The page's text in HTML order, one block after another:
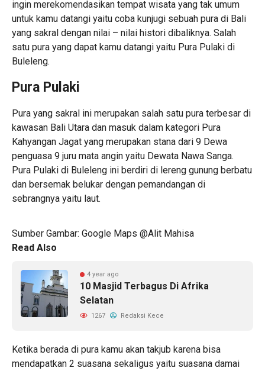
ingin merekomendasikan tempat wisata yang tak umum
untuk kamu datangi yaitu coba kunjugi sebuah pura di Bali
yang sakral dengan nilai – nilai histori dibaliknya. Salah
satu pura yang dapat kamu datangi yaitu Pura Pulaki di
Buleleng.
Pura Pulaki
Pura yang sakral ini merupakan salah satu pura terbesar di
kawasan Bali Utara dan masuk dalam kategori Pura
Kahyangan Jagat yang merupakan stana dari 9 Dewa
penguasa 9 juru mata angin yaitu Dewata Nawa Sanga.
Pura Pulaki di Buleleng ini berdiri di lereng gunung berbatu
dan bersemak belukar dengan pemandangan di
sebrangnya yaitu laut.
Sumber Gambar: Google Maps @Alit Mahisa
Read Also
4 year ago
10 Masjid Terbagus Di Afrika
Selatan
1267 Redaksi Kece
Ketika berada di pura kamu akan takjub karena bisa
mendapatkan 2 suasana sekaligus yaitu suasana damai